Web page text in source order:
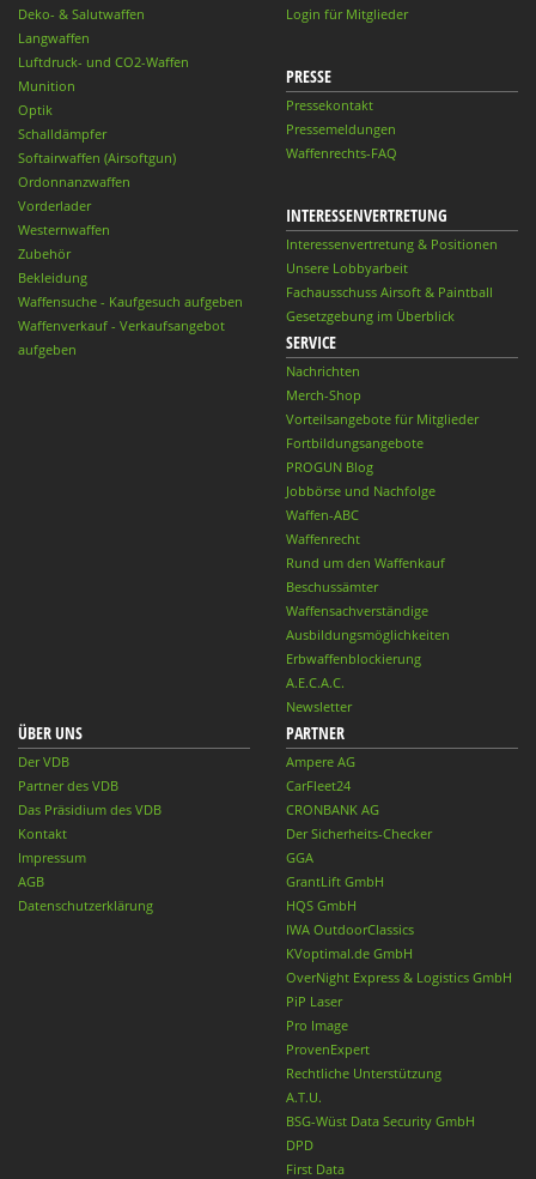
Deko- & Salutwaffen
Langwaffen
Luftdruck- und CO2-Waffen
Munition
Optik
Schalldämpfer
Softairwaffen (Airsoftgun)
Ordonnanzwaffen
Vorderlader
Westernwaffen
Zubehör
Bekleidung
Waffensuche - Kaufgesuch aufgeben
Waffenverkauf - Verkaufsangebot
aufgeben
Login für Mitglieder
PRESSE
Pressekontakt
Pressemeldungen
Waffenrechts-FAQ
INTERESSENVERTRETUNG
Interessenvertretung & Positionen
Unsere Lobbyarbeit
Fachausschuss Airsoft & Paintball
Gesetzgebung im Überblick
SERVICE
Nachrichten
Merch-Shop
Vorteilsangebote für Mitglieder
Fortbildungsangebote
PROGUN Blog
Jobbörse und Nachfolge
Waffen-ABC
Waffenrecht
Rund um den Waffenkauf
Beschussämter
Waffensachverständige
Ausbildungsmöglichkeiten
Erbwaffenblockierung
A.E.C.A.C.
Newsletter
ÜBER UNS
Der VDB
Partner des VDB
Das Präsidium des VDB
Kontakt
Impressum
AGB
Datenschutzerklärung
PARTNER
Ampere AG
CarFleet24
CRONBANK AG
Der Sicherheits-Checker
GGA
GrantLift GmbH
HQS GmbH
IWA OutdoorClassics
KVoptimal.de GmbH
OverNight Express & Logistics GmbH
PiP Laser
Pro Image
ProvenExpert
Rechtliche Unterstützung
A.T.U.
BSG-Wüst Data Security GmbH
DPD
First Data